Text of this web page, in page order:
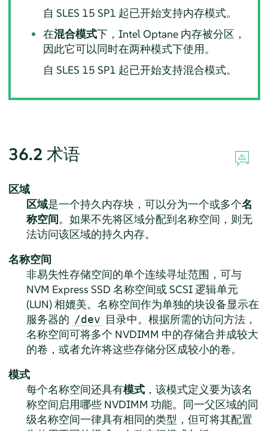
自 SLES 15 SP1 起已开始支持内存模式。
在混合模式下，Intel Optane 内存被分区，
因此它可以同时在两种模式下使用。
自 SLES 15 SP1 起已开始支持混合模式。
36.2 术语
区域
区域是一个持久内存块，可以分为一个或多个名
称空间。如果不先将区域分配到名称空间，则无
法访问该区域的持久内存。
名称空间
非易失性存储空间的单个连续寻址范围，可与
NVM Express SSD 名称空间或 SCSI 逻辑单元
(LUN) 相媲美。名称空间作为单独的块设备显示在
服务器的 /dev 目录中。根据所需的访问方法，
名称空间可将多个 NVDIMM 中的存储合并成较大
的卷，或者允许将这些存储分区成较小的卷。
模式
每个名称空间还具有模式，该模式定义要为该名
称空间启用哪些 NVDIMM 功能。同一父区域的同
级名称空间一律具有相同的类型，但可将其配置